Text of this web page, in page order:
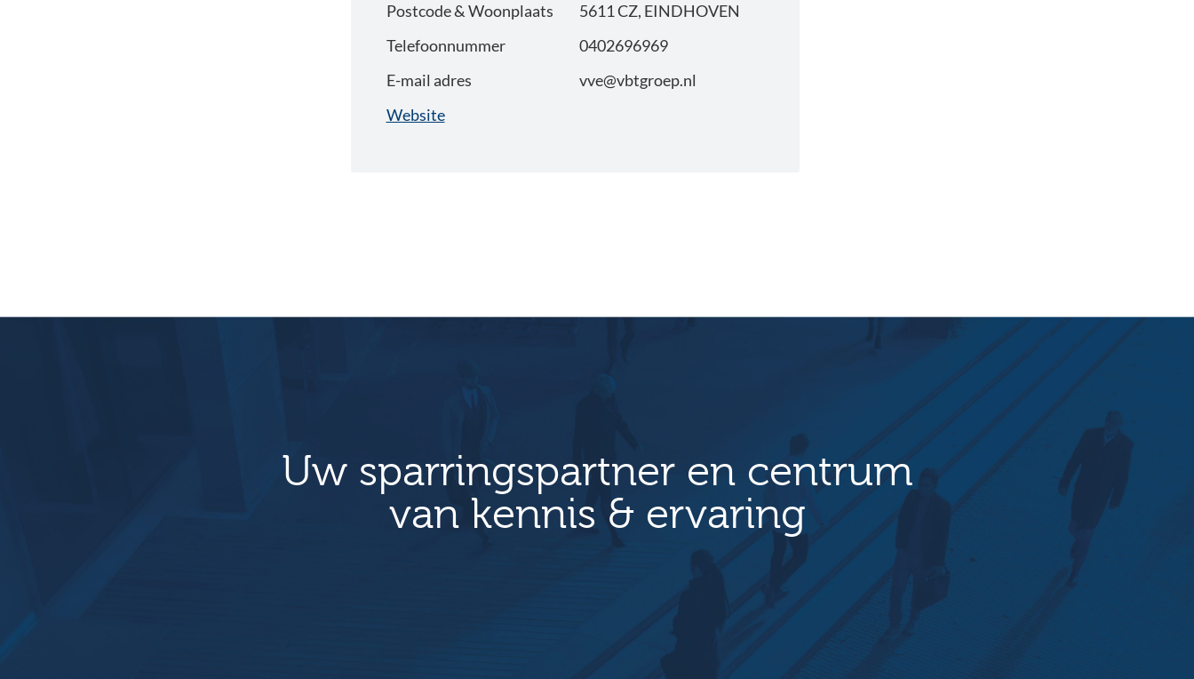
Postcode & Woonplaats
Telefoonnummer
E-mail adres
Website
5611 CZ, EINDHOVEN
0402696969
vve@vbtgroep.nl
Uw sparringspartner en centrum
van kennis & ervaring